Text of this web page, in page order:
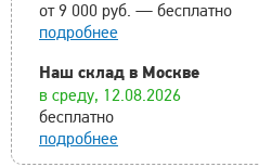
от 9 000 руб. — бесплатно
подробнее
Наш склад в Москве
в среду, 12.08.2026
бесплатно
подробнее